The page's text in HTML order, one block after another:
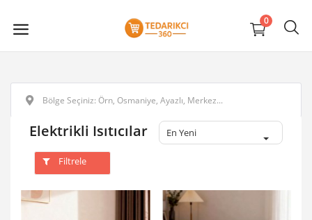
0
Elektrikli Isıtıcılar En Yeni
Filtrele